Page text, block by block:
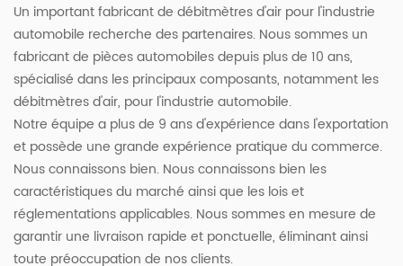
Un important fabricant de débitmètres d'air pour l'industrie
automobile recherche des partenaires. Nous sommes un
fabricant de pièces automobiles depuis plus de 10 ans,
spécialisé dans les principaux composants, notamment les
débitmètres d'air, pour l'industrie automobile.
Notre équipe a plus de 9 ans d'expérience dans l'exportation
et possède une grande expérience pratique du commerce.
Nous connaissons bien. Nous connaissons bien les
caractéristiques du marché ainsi que les lois et
réglementations applicables. Nous sommes en mesure de
garantir une livraison rapide et ponctuelle, éliminant ainsi
toute préoccupation de nos clients.